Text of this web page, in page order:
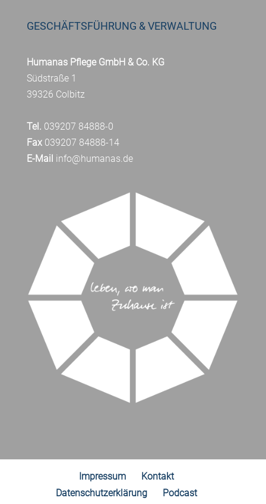
GESCHÄFTSFÜHRUNG & VERWALTUNG
Humanas Pflege GmbH & Co. KG
Südstraße 1
39326 Colbitz
Tel. 039207 84888-0
Fax039207 84888-14
E-Mail info@humanas.de
Impressum
Kontakt
Datenschutzerklärung
Podcast